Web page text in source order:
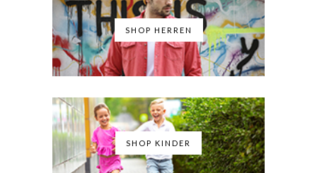
SHOP HERREN
SHOP KINDER